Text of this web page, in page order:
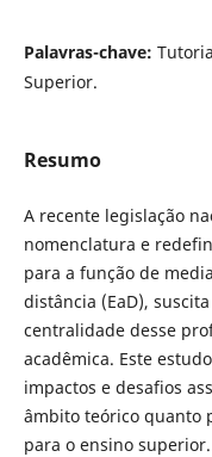
Palavras-chave:
Superior.
Resumo
A recente legislação
nomenclatura e
para a função de
distância (EaD),
centralidade desse
acadêmica. Este
impactos e desafios
âmbito teórico quanto
para o ensino